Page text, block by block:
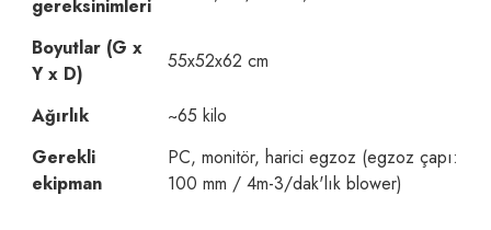
gereksinimleri
Boyutlar (G x
Y x D)
55x52x62 cm
Ağırlık
~65 kilo
Gerekli
ekipman
PC, monitör, harici egzoz (egzoz çapı:
100 mm / 4m-3/dak'lık blower)